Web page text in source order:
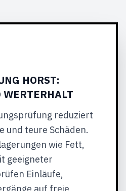
HORST:
WERTERHALT
reduziert
und teure Schäden.
wie Fett,
geeigneter
Einläufe,